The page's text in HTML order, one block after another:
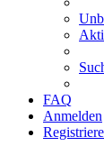
FAQ
Anmelden